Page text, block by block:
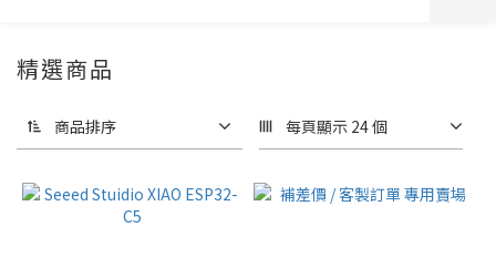
精選商品
商品排序 每頁顯示 24 個